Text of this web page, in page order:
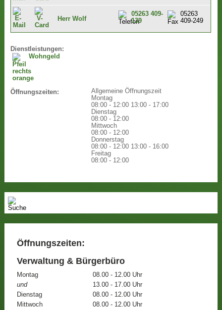
Herr Wolf
05263 409-
139
05263
409-249
Dienstleistungen:
Wohngeld
Öffnungszeiten:
Allgemeine Öffnungszeit
Montag
08:00 - 12:00 13:00 - 17:00
Dienstag
08:00 - 12:00
Mittwoch
08:00 - 12:00
Donnerstag
08:00 - 12:00 13:00 - 16:00
Freitag
08:00 - 12:00
Öffnungszeiten:
Verwaltung & Bürgerbüro
Montag
08.00 - 12.00 Uhr
und
13.00 - 17.00 Uhr
Dienstag
08.00 - 12.00 Uhr
Mittwoch
08.00 - 12.00 Uhr